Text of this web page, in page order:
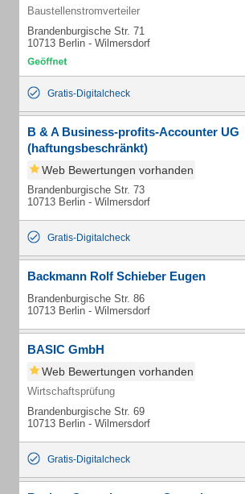
Baustellenstromverteiler
Brandenburgische Str. 71
10713 Berlin - Wilmersdorf
Gratis-Digitalcheck
B & A Business-profits-Accounter UG
(haftungsbeschränkt)
Web Bewertungen vorhanden
Brandenburgische Str. 73
10713 Berlin - Wilmersdorf
Gratis-Digitalcheck
Backmann Rolf Schieber Eugen
Brandenburgische Str. 86
10713 Berlin - Wilmersdorf
BASIC GmbH
Web Bewertungen vorhanden
Wirtschaftsprüfung
Brandenburgische Str. 69
10713 Berlin - Wilmersdorf
Gratis-Digitalcheck